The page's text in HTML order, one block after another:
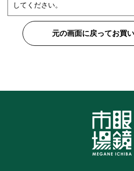
してください。
元の画面に戻ってお買